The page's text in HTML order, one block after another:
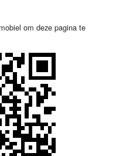
om deze pagina te